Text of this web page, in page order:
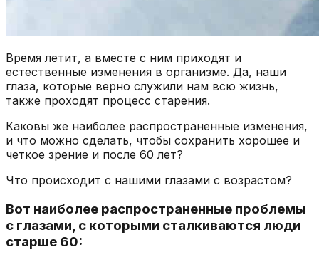
Время летит, а вместе с ним приходят и
естественные изменения в организме. Да, наши
глаза, которые верно служили нам всю жизнь,
также проходят процесс старения.
Каковы же наиболее распространенные изменения,
и что можно сделать, чтобы сохранить хорошее и
четкое зрение и после 60 лет?
Что происходит с нашими глазами с возрастом?
Вот наиболее распространенные проблемы
с глазами, с которыми сталкиваются люди
старше 60: